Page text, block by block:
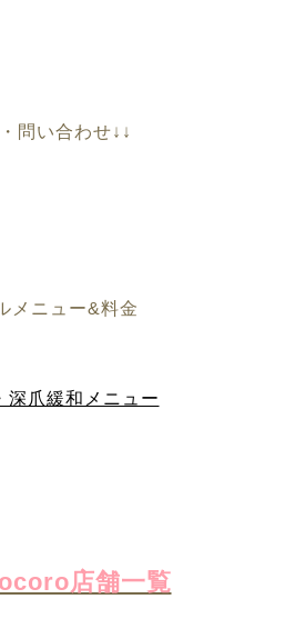
問い合わせ↓↓
メニュー&料金
深爪緩和メニュー
店舗一覧